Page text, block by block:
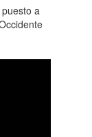
a